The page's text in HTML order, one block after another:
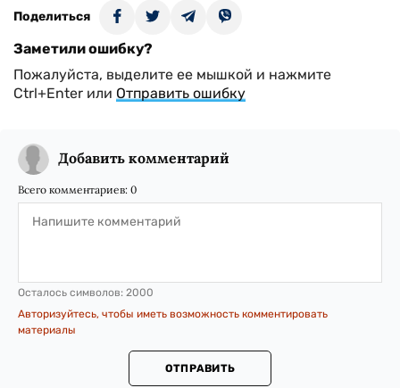
Поделиться
Заметили ошибку?
Пожалуйста, выделите ее мышкой и нажмите
Ctrl+Enter или Отправить ошибку
Добавить комментарий
Всего комментариев: 0
Осталось символов: 2000
Авторизуйтесь, чтобы иметь возможность комментировать
материалы
ОТПРАВИТЬ